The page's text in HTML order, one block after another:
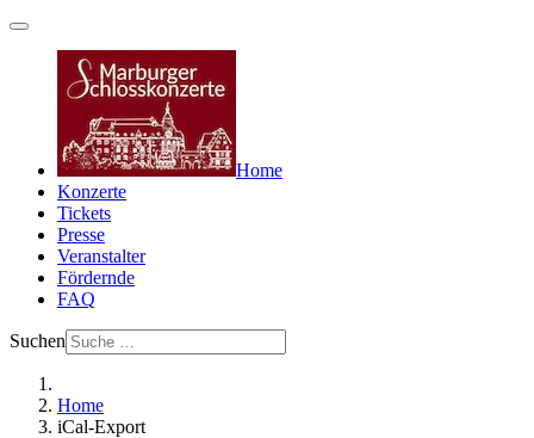
Home
Konzerte
Tickets
Presse
Veranstalter
Fördernde
FAQ
Suchen
Home
iCal-Export